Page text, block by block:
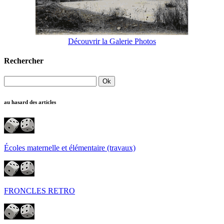
Découvrir la Galerie Photos
Rechercher
au hasard des articles
Écoles maternelle et élémentaire (travaux)
FRONCLES RETRO